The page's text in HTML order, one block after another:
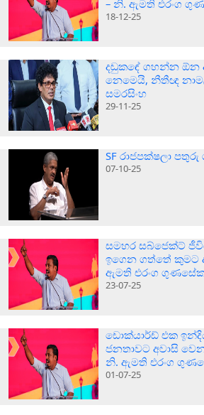
– නි. ඇමති එරංග
18-12-25
දඬුකඳේ ගහන්න ඕන
නෙමෙයි, නීතීඥ
සමරසිංහ
29-11-25
SF රාජපක්ෂලා
07-10-25
සමහර සබ්ජෙක්ට්
ඉගෙන ගත්තේ කුමට
ඇමති එරංග
23-07-25
ඩොක්යාර්ඩ් එක
ජනතාවට අවාසි
නි. ඇමති එරංග
01-07-25